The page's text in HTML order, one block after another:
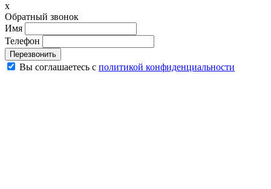
x
Обратный звонок
Имя
Телефон
Перезвонить
Вы соглашаетесь с политикой конфиденциальности